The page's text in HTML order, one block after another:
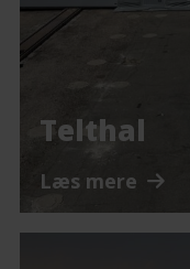
Telthal
Læs mere